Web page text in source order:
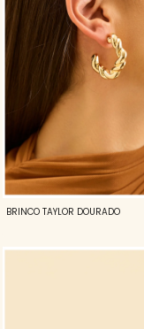
BRINCO TAYLOR DOURADO